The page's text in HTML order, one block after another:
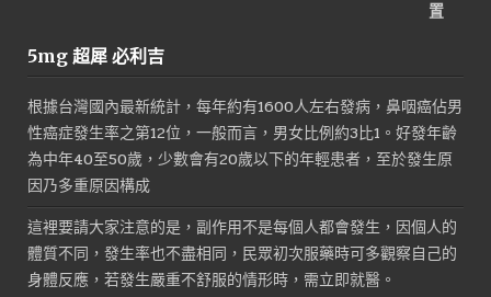
格：
格：
5mg 超犀 必利吉
根據台灣國內最新統計，每年約有1600人左右發病，鼻咽癌佔男
性癌症發生率之第12位，一般而言，男女比例約3比1。好發年齡
為中年40至50歲，少數會有20歲以下的年輕患者，至於發生原
因乃多重原因構成
這裡要請大家注意的是，副作用不是每個人都會發生，因個人的
體質不同，發生率也不盡相同，民眾初次服藥時可多觀察自己的
身體反應，若發生嚴重不舒服的情形時，需立即就醫。